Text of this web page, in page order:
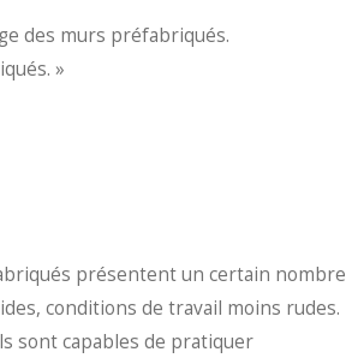
des murs préfabriqués.
»
présentent un certain nombre
conditions de travail moins rudes.
sont capables de pratiquer